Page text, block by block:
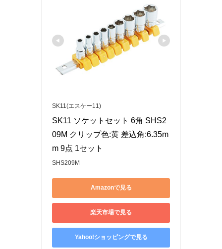
SK11(エスケー11)
SK11 ソケットセット 6角 SHS2
09M クリップ色:黄 差込角:6.35m
m 9点 1セット
SHS209M
Amazonで見る
楽天市場で見る
Yahoo!ショッピングで見る